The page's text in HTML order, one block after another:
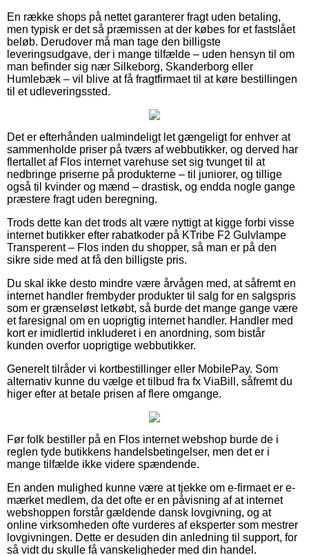
En række shops på nettet garanterer fragt uden betaling,
men typisk er det så præmissen at der købes for et fastslået
beløb. Derudover må man tage den billigste
leveringsudgave, der i mange tilfælde – uden hensyn til om
man befinder sig nær Silkeborg, Skanderborg eller
Humlebæk – vil blive at få fragtfirmaet til at køre bestillingen
til et udleveringssted.
Det er efterhånden ualmindeligt let gængeligt for enhver at
sammenholde priser på tværs af webbutikker, og derved har
flertallet af Flos internet varehuse set sig tvunget til at
nedbringe priserne på produkterne – til juniorer, og tillige
også til kvinder og mænd – drastisk, og endda nogle gange
præstere fragt uden beregning.
Trods dette kan det trods alt være nyttigt at kigge forbi visse
internet butikker efter rabatkoder på KTribe F2 Gulvlampe
Transperent – Flos inden du shopper, så man er på den
sikre side med at få den billigste pris.
Du skal ikke desto mindre være årvågen med, at såfremt en
internet handler frembyder produkter til salg for en salgspris
som er grænseløst letkøbt, så burde det mange gange være
et faresignal om en uoprigtig internet handler. Handler med
kort er imidlertid inkluderet i en anordning, som bistår
kunden overfor uoprigtige webbutikker.
Generelt tilråder vi kortbestillinger eller MobilePay. Som
alternativ kunne du vælge et tilbud fra fx ViaBill, såfremt du
higer efter at betale prisen af flere omgange.
Før folk bestiller på en Flos internet webshop burde de i
reglen tyde butikkens handelsbetingelser, men det er i
mange tilfælde ikke videre spændende.
En anden mulighed kunne være at tjekke om e-firmaet er e-
mærket medlem, da det ofte er en påvisning af at internet
webshoppen forstår gældende dansk lovgivning, og at
online virksomheden ofte vurderes af eksperter som mestrer
lovgivningen. Dette er desuden din anledning til support, for
så vidt du skulle få vanskeligheder med din handel.